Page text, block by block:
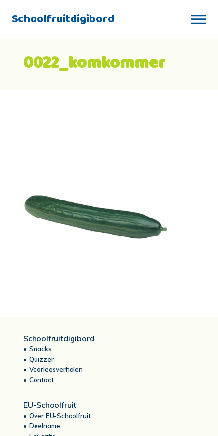
Schoolfruitdigibord
0022_komkommer
Schoolfruitdigibord
Snacks
Quizzen
Voorleesverhalen
Contact
EU-Schoolfruit
Over EU-Schoolfruit
Deelname